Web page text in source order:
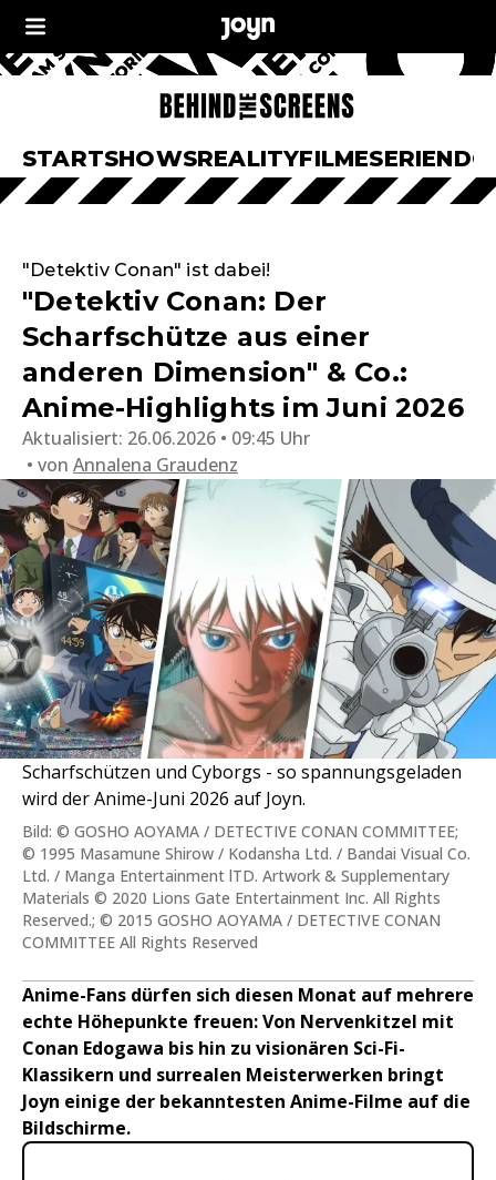
STARTSHOWSREALITYFILMESERIEN
"Detektiv Conan" ist dabei!
"Detektiv Conan: Der
Scharfschütze aus einer
anderen Dimension" & Co.:
Anime-Highlights im Juni 2026
Aktualisiert: 26.06.2026 • 09:45 Uhr
von Annalena Graudenz
Scharfschützen und Cyborgs - so spannungsgeladen
wird der Anime-Juni 2026 auf Joyn.
Bild: © GOSHO AOYAMA / DETECTIVE CONAN COMMITTEE;
© 1995 Masamune Shirow / Kodansha Ltd. / Bandai Visual Co.
Ltd. / Manga Entertainment lTD. Artwork & Supplementary
Materials © 2020 Lions Gate Entertainment Inc. All Rights
Reserved.; © 2015 GOSHO AOYAMA / DETECTIVE CONAN
COMMITTEE All Rights Reserved
Anime-Fans dürfen sich diesen Monat auf mehrere
echte Höhepunkte freuen: Von Nervenkitzel mit
Conan Edogawa bis hin zu visionären Sci-Fi-
Klassikern und surrealen Meisterwerken bringt
Joyn einige der bekanntesten Anime-Filme auf die
Bildschirme.